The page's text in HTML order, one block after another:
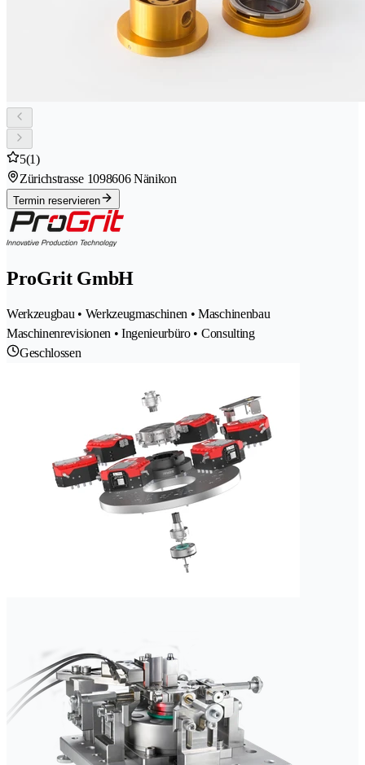
5(1)
Zürichstrasse 1098606 Nänikon
Termin reservieren
ProGrit GmbH
Werkzeugbau • Werkzeugmaschinen • Maschinenbau
Maschinenrevisionen • Ingenieurbüro • Consulting
Geschlossen